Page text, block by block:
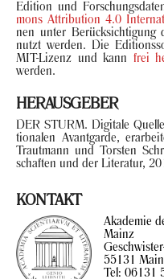
Edi­ti­on und
mons At­tri­bu­ti­on 4.0
nen unter Be­rück­sich­ti­gung
nutzt wer­den. Die
MIT-​Lizenz und kann frei
wer­den.
HER­AUS­GE­BER
DER STURM. Di­gi­ta­le
tio­na­len Avant­gar­de,
Traut­mann und Tors­ten
schaf­ten und der Li­te­ra­tur,
KON­TAKT
Aka­de­mie
Mainz
55131
Tel: 06131